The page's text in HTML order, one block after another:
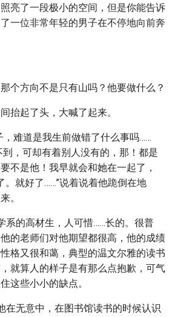
亮了一段极小的空间，但是你能告诉
一位非常年轻的男子在不停地向前奔
个方向不是只有山吗？他要做什么？
抬起了头，大喊了起来。
，难道是我生前做错了什么事吗……
，可却有着别人没有的，那！都是
不是他！我早就会和她在一起了，
就好了……”说着说着他跪倒在地
。
系的高材生，人可惜……长的。很普
的老师们对他期望都很高，他的成绩
格又很和蔼，典型的温文尔雅的读书
就算人的样子是有那么点抱歉，可气
这些小小的缺点。
在无意中，在图书馆读书的时候认识